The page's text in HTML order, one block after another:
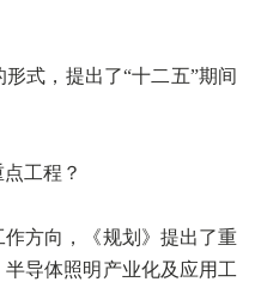
式，提出了“十二五”期间
工程？
方向，《规划》提出了重
导体照明产业化及应用工